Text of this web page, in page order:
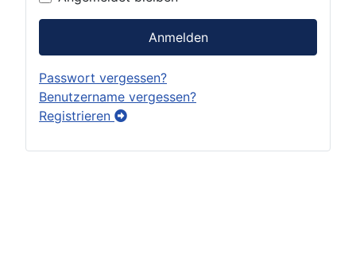
Anmelden
Passwort vergessen?
Benutzername vergessen?
Registrieren